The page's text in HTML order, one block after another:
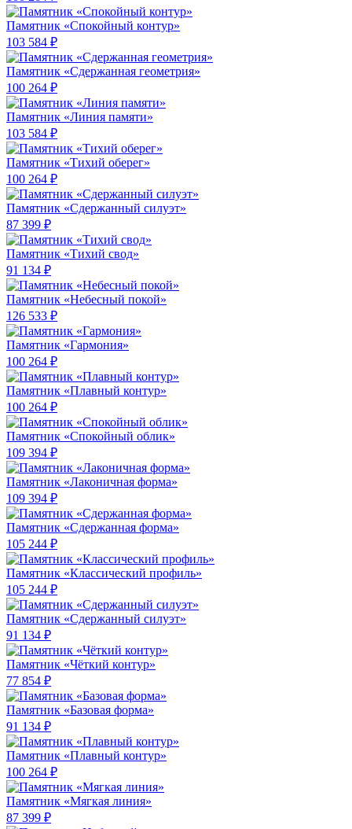
Памятник «Спокойный контур»
103 584 ₽
Памятник «Сдержанная геометрия»
100 264 ₽
Памятник «Линия памяти»
103 584 ₽
Памятник «Тихий оберег»
100 264 ₽
Памятник «Сдержанный силуэт»
87 399 ₽
Памятник «Тихий свод»
91 134 ₽
Памятник «Небесный покой»
126 533 ₽
Памятник «Гармония»
100 264 ₽
Памятник «Плавный контур»
100 264 ₽
Памятник «Спокойный облик»
109 394 ₽
Памятник «Лаконичная форма»
109 394 ₽
Памятник «Сдержанная форма»
105 244 ₽
Памятник «Классический профиль»
105 244 ₽
Памятник «Сдержанный силуэт»
91 134 ₽
Памятник «Чёткий контур»
77 854 ₽
Памятник «Базовая форма»
91 134 ₽
Памятник «Плавный контур»
100 264 ₽
Памятник «Мягкая линия»
87 399 ₽